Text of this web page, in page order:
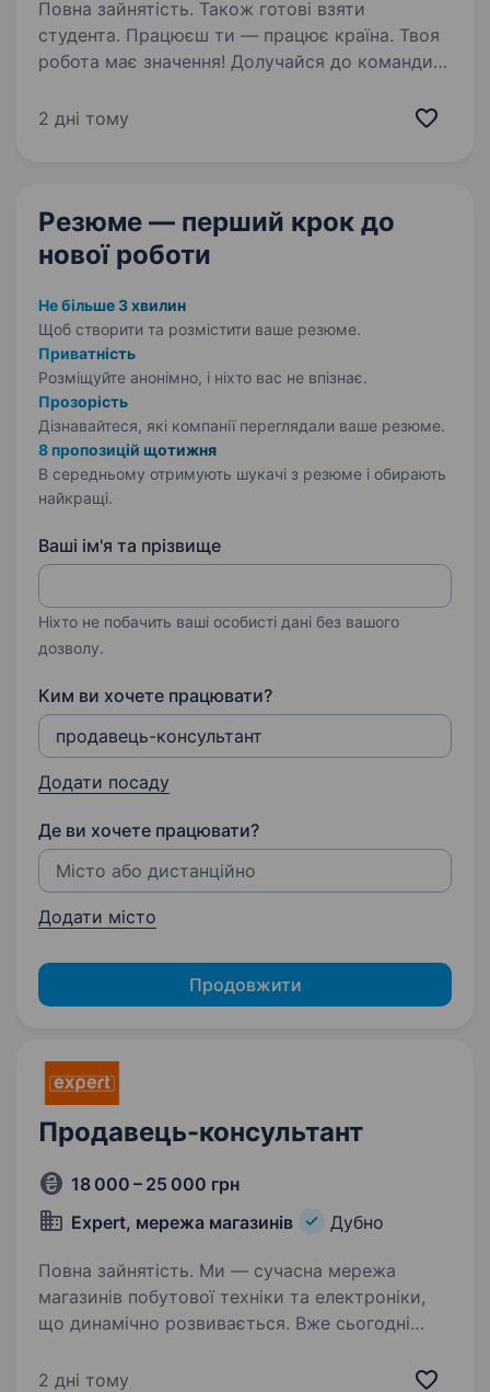
Повна зайнятість. Також готові взяти
студента. Працюєш ти — працює країна. Твоя
робота має значення! Долучайся до команди
разом! Шукаємо ПРОДАВЦЯ-КАСИРА
2 дні тому
Резюме — перший крок до
нової роботи
Не більше 3 хвилин
Щоб створити та розмістити ваше резюме.
Приватність
Розміщуйте анонімно, і ніхто вас не впізнає.
Прозорість
Дізнавайтеся, які компанії переглядали ваше резюме.
8 пропозицій щотижня
В середньому отримують шукачі з резюме і обирають
найкращі.
Ваші ім'я та прізвище
Ніхто не побачить ваші особисті дані без вашого
дозволу.
Ким ви хочете працювати?
Додати посаду
Де ви хочете працювати?
Додати місто
Продовжити
Продавець-консультант
18 000 – 25 000 грн
Expert, мережа магазинів
Дубно
Повна зайнятість. Ми — сучасна мережа
магазинів побутової техніки та електроніки,
що динамічно розвивається. Вже сьогодні
України, і ми не плануємо зупинятися. Наша
2 дні тому